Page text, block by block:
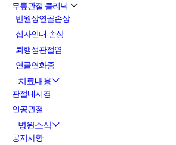
무릎관절 클리닉
반월상연골손상
십자인대 손상
퇴행성관절염
연골연화증
치료내용
관절내시경
인공관절
병원소식
공지사항